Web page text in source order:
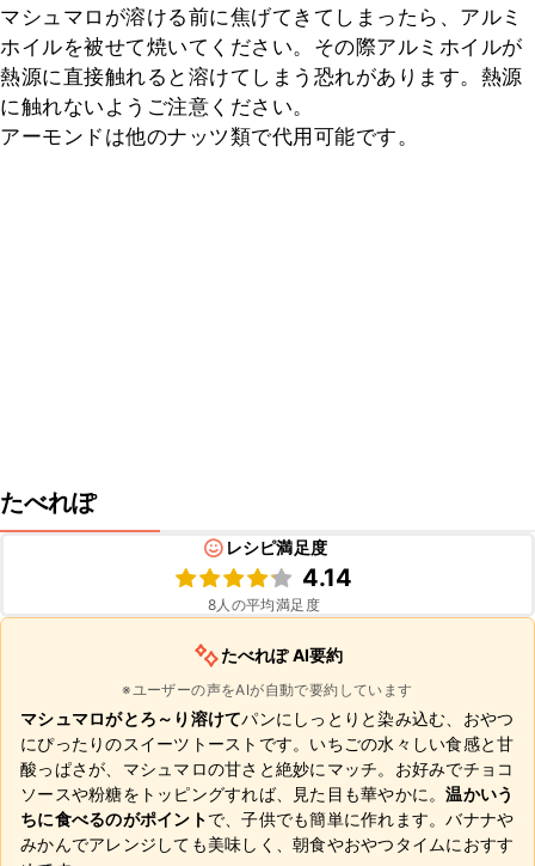
マシュマロが溶ける前に焦げてきてしまったら、アルミ
ホイルを被せて焼いてください。その際アルミホイルが
熱源に直接触れると溶けてしまう恐れがあります。熱源
に触れないようご注意ください。
アーモンドは他のナッツ類で代用可能です。
たべれぽ
レシピ満足度
4.14
8人の平均満足度
たべれぽ AI要約
※ユーザーの声をAIが自動で要約しています
マシュマロがとろ～り溶けてパンにしっとりと染み込む、おやつ
にぴったりのスイーツトーストです。いちごの水々しい食感と甘
酸っぱさが、マシュマロの甘さと絶妙にマッチ。お好みでチョコ
ソースや粉糖をトッピングすれば、見た目も華やかに。温かいう
ちに食べるのがポイントで、子供でも簡単に作れます。バナナや
みかんでアレンジしても美味しく、朝食やおやつタイムにおすす